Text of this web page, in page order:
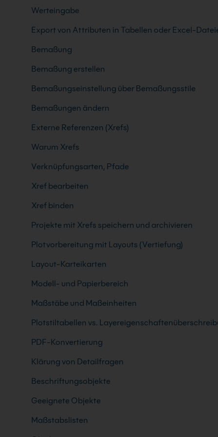
Werteingabe
Export von Attributen in Tabellen oder Excel-
Bemaßung
Bemaßung erstellen
Bemaßungseinstellung über Bemaßungsstile
Bemaßungen ändern
Externe Referenzen (Xrefs)
Warum Xrefs
Verknüpfungsarten, Pfade
Xref bearbeiten
Xref binden
Projekte mit Xrefs speichern und archivieren
Plotvorbereitung mit Layouts (Vertiefung)
Layout-Karteikarten
Modell- und Papierbereich
Maßstäbe und Maßeinheiten
Plotstiltabellen vs.
PDF-Konvertierung
Klärung von Detailfragen
Beschriftungsobjekte
Geeignete Objekte
Maßstabslisten